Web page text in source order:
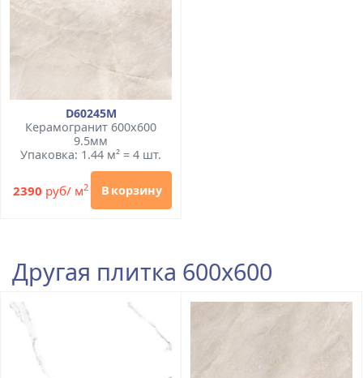
D60245М
Керамогранит 600x600
9.5мм
Упаковка: 1.44 м² = 4 шт.
2390 руб/ м2 В корзину
Другая плитка 600x600